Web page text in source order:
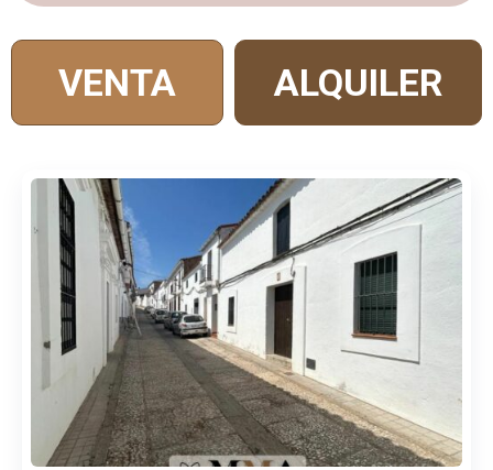
VENTA ALQUILER